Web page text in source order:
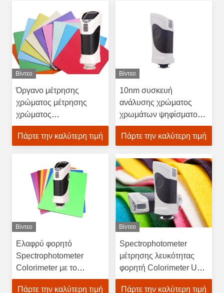
Βίντεο
Όργανο μέτρησης
χρώματος μέτρησης
χρώματος
ΕΡΓΑΣΤΗΡΙΩΝ
κυνηγών, Colorimeter
πηγή φωτός των
οδηγήσεων
Πάρτε την καλύτερη τιμή
Βίντεο
10nm συσκευή
ανάλυσης χρώματος
χρωμάτων ψηφίσματος
φάσματος, φορητό
Colorimeter μεγάλο
Πάρτε την καλύτερη τιμή
Βίντεο
Ελαφρύ φορητό
Spectrophotometer
Colorimeter με το
ελεύθερο QC χρώματος
Πάρτε την καλύτερη τιμή
Βίντεο
Spectrophotometer
μέτρησης λευκότητας
φορητή Colorimeter USB
2,0 διεπαφή
Πάρτε την καλύτερη τιμή